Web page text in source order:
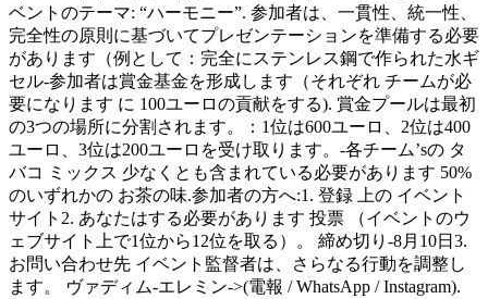
ベントのテーマ: “ハーモニー”. 参加者は、一貫性、統一性、
完全性の原則に基づいてプレゼンテーションを準備する必要
があります（例として：完全にステンレス鋼で作られた水ギ
セル-参加者は賞金基金を形成します（それぞれ チームが必
要になります に 100ユーロの貢献をする). 賞金プールは最初
の3つの場所に分割されます。：1位は600ユーロ、2位は400
ユーロ、3位は200ユーロを受け取ります。-各チーム’sの タ
バコ ミックス 少なくとも含まれている必要があります 50%
のいずれかの お茶の味.参加者の方へ:1. 登録 上の イベント
サイト2. あなたはする必要があります 投票 （イベントのウ
ェブサイト上で1位から12位を取る）。 締め切り-8月10日3.
お問い合わせ先 イベント監督者は、さらなる行動を調整し
ます。 ヴァディム-エレミン->(電報 / WhatsApp / Instagram).